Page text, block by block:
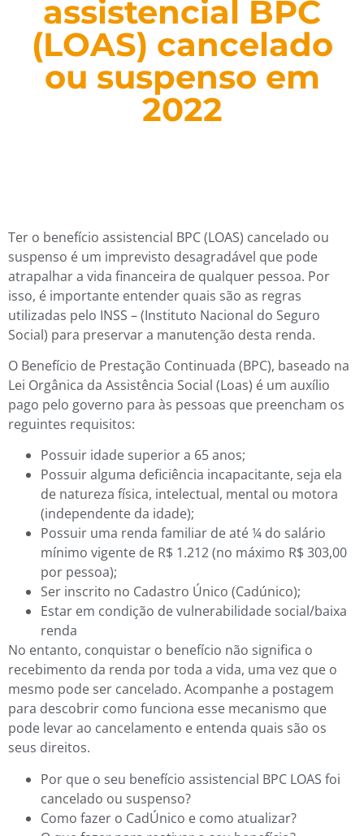
assistencial BPC
(LOAS) cancelado
ou suspenso em
2022
Ter o benefício assistencial BPC (LOAS) cancelado ou
suspenso é um imprevisto desagradável que pode
atrapalhar a vida financeira de qualquer pessoa. Por
isso, é importante entender quais são as regras
utilizadas pelo INSS – (Instituto Nacional do Seguro
Social) para preservar a manutenção desta renda.
O Benefício de Prestação Continuada (BPC), baseado na
Lei Orgânica da Assistência Social (Loas) é um auxílio
pago pelo governo para às pessoas que preencham os
reguintes requisitos:
Possuir idade superior a 65 anos;
Possuir alguma deficiência incapacitante, seja ela
de natureza física, intelectual, mental ou motora
(independente da idade);
Possuir uma renda familiar de até ¼ do salário
mínimo vigente de R$ 1.212 (no máximo R$ 303,00
por pessoa);
Ser inscrito no Cadastro Único (Cadúnico);
Estar em condição de vulnerabilidade social/baixa
renda
No entanto, conquistar o benefício não significa o
recebimento da renda por toda a vida, uma vez que o
mesmo pode ser cancelado. Acompanhe a postagem
para descobrir como funciona esse mecanismo que
pode levar ao cancelamento e entenda quais são os
seus direitos.
Por que o seu benefício assistencial BPC LOAS foi
cancelado ou suspenso?
Como fazer o CadÚnico e como atualizar?